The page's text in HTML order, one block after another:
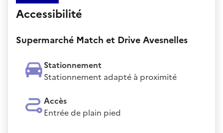
Accessibilité
Supermarché Match et Drive Avesnelles
Stationnement
Stationnement adapté à proximité
Accès
Entrée de plain pied